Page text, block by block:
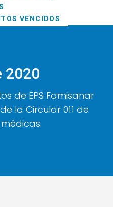
VENCIDOS
2020
de EPS Famisanar
la Circular 011 de